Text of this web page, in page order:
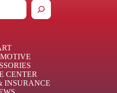
CENTER
INSURANCE